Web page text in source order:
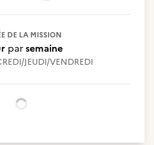
DE LA MISSION
parsemaine
JEUDI/VENDREDI